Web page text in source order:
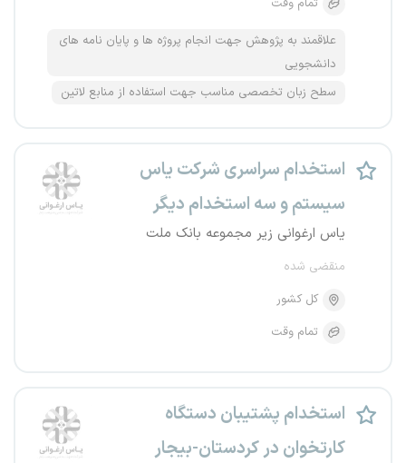
تمام وقت
علاقمند به پژوهش جهت انجام پروژه ها و پایان نامه های
دانشجویی
سطح زبان تخصصی مناسب جهت استفاده از منابع لاتین
استخدام سراسری شرکت یاس
سیستم و سه استخدام دیگر
یاس ارغوانی زیر مجموعه بانک ملت
منقضی شده
کل کشور
تمام وقت
استخدام پشتیبان دستگاه
کارتخوان در کردستان-بیجار